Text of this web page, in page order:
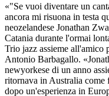
«"Se vuoi diventare un
ancora mi risuona in testa
neozelandese Jonathan
Catania durante l'ormai
Trio jazz assieme all'amico
Antonio Barbagallo.
newyorkese di un anno
ritornava in Australia come
dopo un'esperienza in